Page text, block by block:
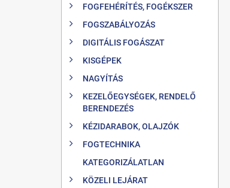
FOGFEHÉRÍTÉS, FOGÉKSZER
FOGSZABÁLYOZÁS
DIGITÁLIS FOGÁSZAT
KISGÉPEK
NAGYÍTÁS
KEZELŐEGYSÉGEK, RENDELŐ
BERENDEZÉS
KÉZIDARABOK, OLAJZÓK
FOGTECHNIKA
KATEGORIZÁLATLAN
KÖZELI LEJÁRAT